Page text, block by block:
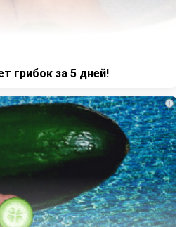
грибок за 5 дней!
i